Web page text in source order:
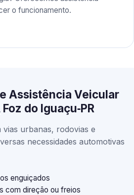
o funcionamento.
Assistência Veicular
do Iguaçu‑PR
urbanas, rodovias e
necessidades automotivas
enguiçados
com direção ou freios